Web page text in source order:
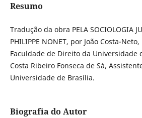
Resumo
Tradução da obra PELA SOCIOLOGIA
PHILIPPE NONET, por João Costa-
Faculdade de Direito da Universidade
Costa Ribeiro Fonseca de Sá,
Universidade de Brasília.
Biografia do Autor